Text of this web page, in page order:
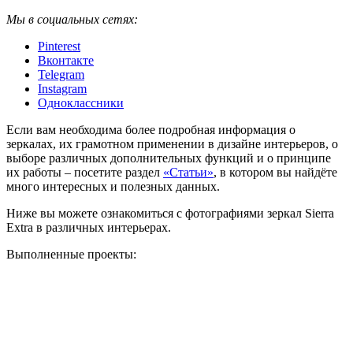
Мы в социальных сетях:
Pinterest
Вконтакте
Telegram
Instagram
Одноклассники
Если вам необходима более подробная информация о
зеркалах, их грамотном применении в дизайне интерьеров, о
выборе различных дополнительных функций и о принципе
их работы – посетите раздел «Статьи», в котором вы найдёте
много интересных и полезных данных.
Ниже вы можете ознакомиться с фотографиями зеркал Sierra
Extra в различных интерьерах.
Выполненные проекты: